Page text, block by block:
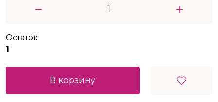
Остаток
1
В корзину